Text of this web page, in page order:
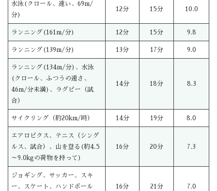
水泳(クロール、速い、69m/
分)
12分 15分 10.0
ランニング(161m/分) 12分 15分 9.8
ランニング(139m/分) 13分 17分 9.0
ランニング(134m/分)、水泳
(クロール、ふつうの速さ、
46m/分未満)、ラグビー（試
合）
14分 18分 8.3
サイクリング（約20km/時） 14分 19分 8.0
エアロビクス、テニス（シング
ルス、試合）、山を登る(約4.5
～9.0kgの荷物を持って)
16分 20分 7.3
ジョギング、サッカー、スキ
ー、スケート、ハンドボール
16分 21分 7.0